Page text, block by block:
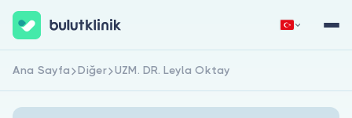
Hemen Kaydol
Ana Sayfa Diğer UZM. DR. Leyla Oktay